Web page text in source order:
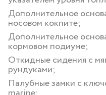
Дополнительное
носовом кокпите;
Дополнительное
кормовом подиуме;
Откидные сидения с
рундуками;
Палубные замки с